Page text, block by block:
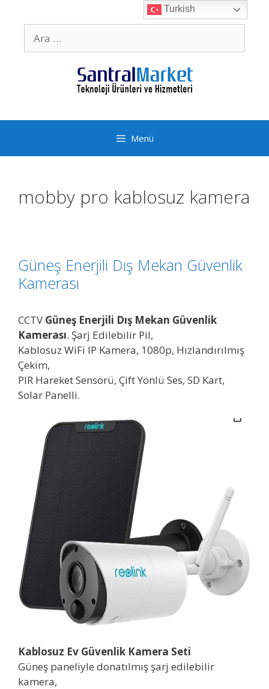
ara
Menü
mobby pro kablosuz kamera
Güneş Enerjili Dış Mekan Güvenlik
Kamerası
CCTV Güneş Enerjili Dış Mekan Güvenlik
Kamerası. Şarj Edilebilir Pil,
Kablosuz WiFi IP Kamera, 1080p, Hızlandırılmış
Çekim,
PIR Hareket Sensörü, Çift Yönlü Ses, SD Kart,
Solar Panelli.
Kablosuz Ev Güvenlik Kamera Seti
Güneş paneliyle donatılmış şarj edilebilir
kamera,
Turkish